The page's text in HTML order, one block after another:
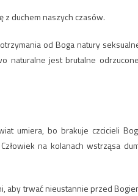
z duchem naszych czasów.
od Boga natury
naturalne jest brutalne
umiera, bo brakuje czcicieli
na kolanach wstrząsa
aby trwać nieustannie przed